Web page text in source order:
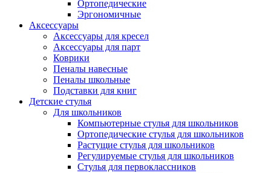
Ортопедические
Эргономичные
Аксессуары
Аксессуары для кресел
Аксессуары для парт
Коврики
Пеналы навесные
Пеналы школьные
Подставки для книг
Детские стулья
Для школьников
Компьютерные стулья для школьников
Ортопедические стулья для школьников
Растущие стулья для школьников
Регулируемые стулья для школьников
Стулья для первоклассников